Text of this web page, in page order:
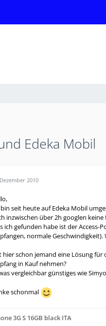
Edeka Mobil
2010
seit heute auf Edeka Mobil
inzwischen über 2h googlen
ich gefunden habe ist der Access-
normale
hier schon jemand eine Lösung
in Kauf nehmen?
vergleichbar günstiges wie
schonmal
3G S 16GB black ITA